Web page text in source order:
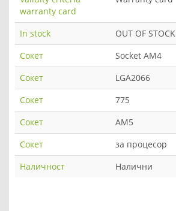
warranty card
In stock
OUT OF STOCK
Сокет
Socket AM4
Сокет
LGA2066
Сокет
775
Сокет
AM5
Сокет
за процесор
Наличност
Налични